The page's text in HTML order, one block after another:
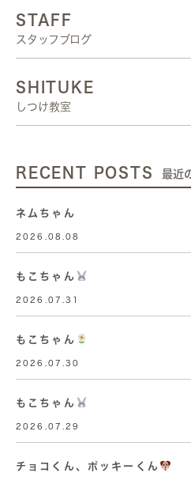
STAFF
スタッフブログ
SHITUKE
しつけ教室
RECENT POSTS 最近
ネムちゃん
2026.08.08
もこちゃん
2026.07.31
もこちゃん
2026.07.30
もこちゃん
2026.07.29
チョコくん、ポッキーくん